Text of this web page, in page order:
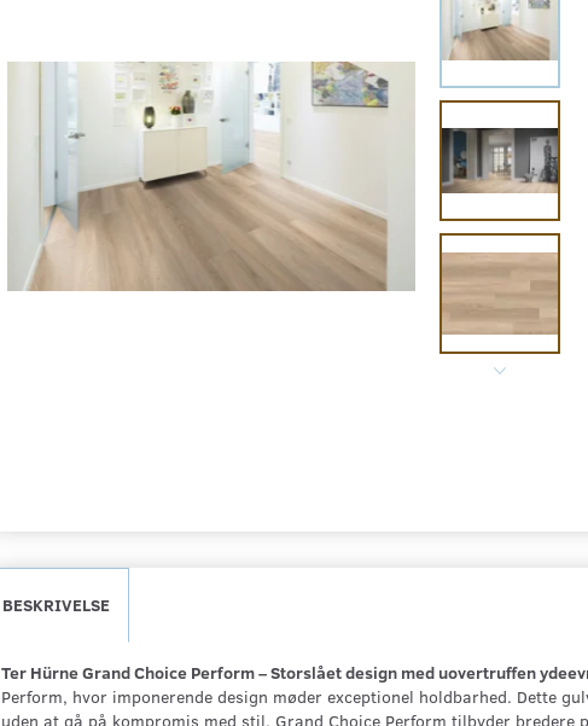
BESKRIVELSE
Ter Hürne Grand Choice Perform – Storslået design med uovertruffen
Perform, hvor imponerende design møder exceptionel holdbarhed. Dette
uden at gå på kompromis med stil. Grand Choice Perform tilbyder bredere